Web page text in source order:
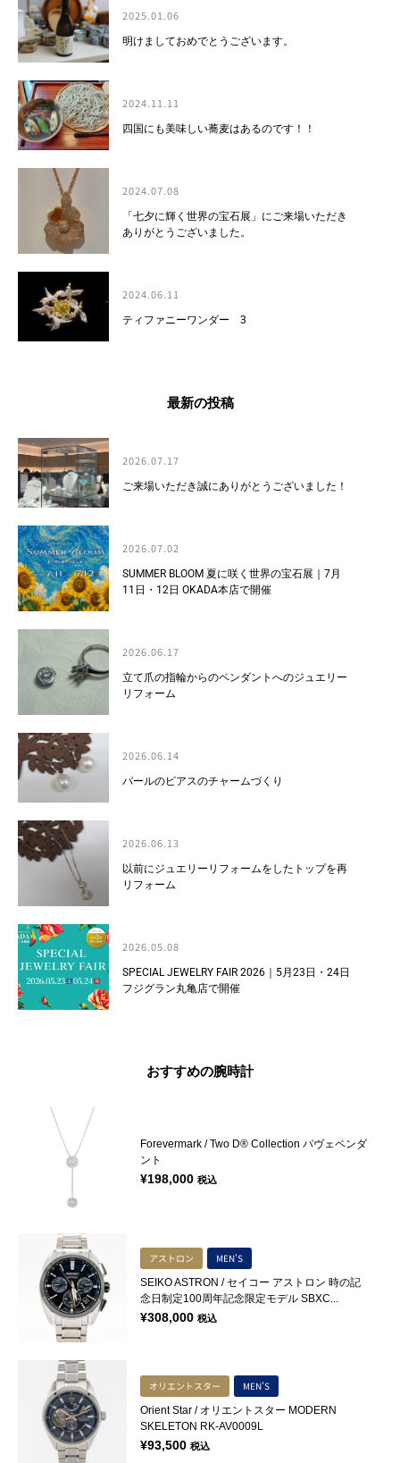
2025.01.06
明けましておめでとうございます。
2024.11.11
四国にも美味しい蕎麦はあるのです！！
2024.07.08
「七夕に輝く世界の宝石展」にご来場いただき
ありがとうございました。
2024.06.11
ティファニーワンダー 3
最新の投稿
2026.07.17
ご来場いただき誠にありがとうございました！
2026.07.02
SUMMER BLOOM 夏に咲く世界の宝石展｜7月
11日・12日 OKADA本店で開催
2026.06.17
立て爪の指輪からのペンダントへのジュエリー
リフォーム
2026.06.14
パールのピアスのチャームづくり
2026.06.13
以前にジュエリーリフォームをしたトップを再
リフォーム
2026.05.08
SPECIAL JEWELRY FAIR 2026｜5月23日・24日
フジグラン丸亀店で開催
おすすめの腕時計
Forevermark / Two D® Collection パヴェペンダ
ント
¥198,000 税込
アストロン MEN'S
SEIKO ASTRON / セイコー アストロン 時の記
念日制定100周年記念限定モデル SBXC...
¥308,000 税込
オリエントスター MEN'S
Orient Star / オリエントスター MODERN
SKELETON RK-AV0009L
¥93,500 税込